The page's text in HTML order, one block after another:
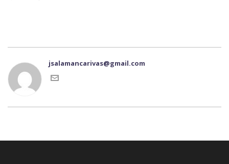
jsalamancarivas@gmail.com